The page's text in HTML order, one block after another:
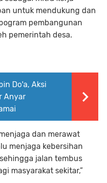
untuk mendukung dan
pembangunan
pemerintah desa.
Do'a, Aksi
Anyar
dan merawat
menjaga kebersihan
jalan tembus
masyarakat sekitar,”